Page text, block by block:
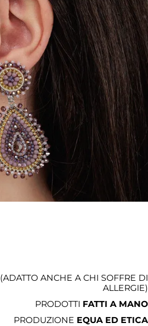
(ADATTO ANCHE A CHI SOFFRE DI
ALLERGIE)
PRODOTTI FATTI A MANO
PRODUZIONE EQUA ED ETICA